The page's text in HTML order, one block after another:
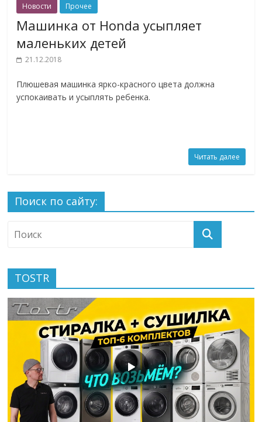
Новости Прочее
Машинка от Honda усыпляет
маленьких детей
21.12.2018
Плюшевая машинка ярко-красного цвета должна
успокаивать и усыплять ребенка.
Читать далее
Поиск по сайту:
TOSTR